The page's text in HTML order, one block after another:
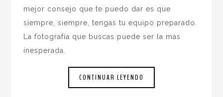
mejor consejo que te puedo dar es que
siempre, siempre, tengas tu equipo preparado.
La fotografía que buscas puede ser la más
inesperada.
CONTINUAR LEYENDO